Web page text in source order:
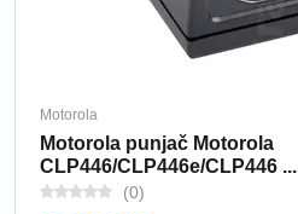
Motorola
Motorola punjač Motorola
CLP446/CLP446e/CLP446 ...
(0)